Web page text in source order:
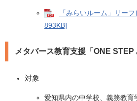
「みらいルーム」リー
893KB]
メタバース教育支援「ONE STEP
​対象
愛知県内の中学校、義務教育